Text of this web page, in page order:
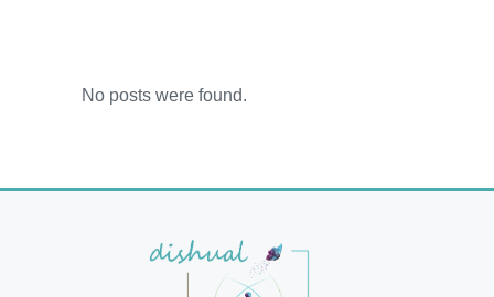
No posts were found.